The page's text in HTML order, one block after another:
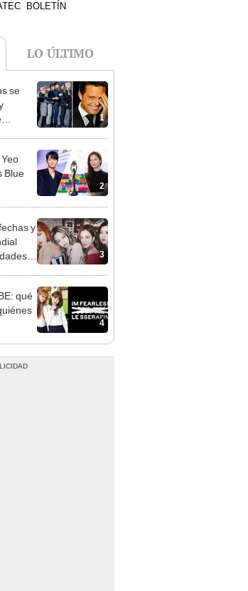
BOLETÍN
LO ÚLTIMO
1
se
2
Blue
3
y
4
qué